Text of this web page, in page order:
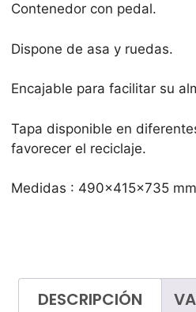
Contenedor con pedal.
Dispone de asa y ruedas.
Encajable para facilitar su
Tapa disponible en
favorecer el reciclaje.
Medidas : 490x415x735
DESCRIPCIÓN